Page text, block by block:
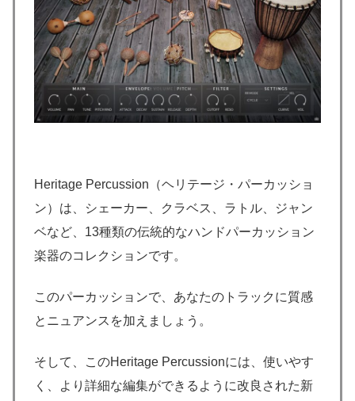
Heritage Percussion（ヘリテージ・パーカッショ
ン）は、シェーカー、クラベス、ラトル、ジャン
ベなど、13種類の伝統的なハンドパーカッション
楽器のコレクションです。
このパーカッションで、あなたのトラックに質感
とニュアンスを加えましょう。
そして、このHeritage Percussionには、使いやす
く、より詳細な編集ができるように改良された新